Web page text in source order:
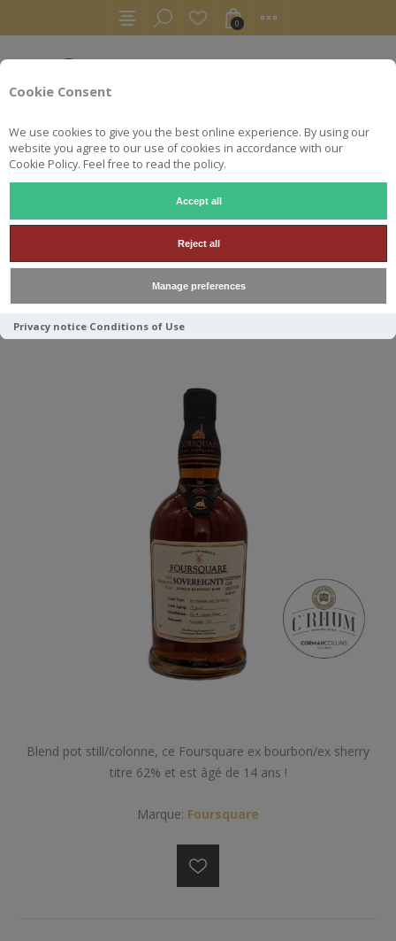
Cookie Consent
We use cookies to give you the best online experience. By using our
website you agree to our use of cookies in accordance with our
Cookie Policy. Feel free to read the policy.
Accept all
Reject all
Manage preferences
Privacy notice Conditions of Use
0
FOURSQUARE 70CL 62°
SOVEREIGNTY
Blend pot still/colonne, ce Foursquare ex bourbon/ex sherry
titre 62% et est âgé de 14 ans !
Marque: Foursquare